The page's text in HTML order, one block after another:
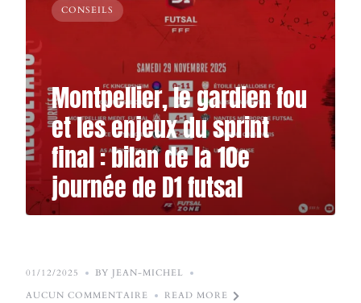
CONSEILS
Montpellier, le gardien fou
et les enjeux du sprint
final : bilan de la 10e
journée de D1 futsal
01/12/2025
BY JEAN-MICHEL
AUCUN COMMENTAIRE
READ MORE